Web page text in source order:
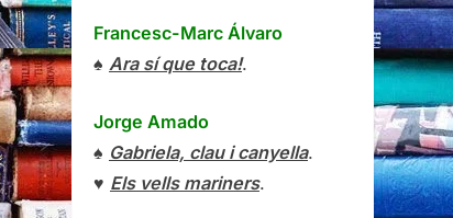
Francesc-Marc Álvaro
♠ Ara sí que toca!.
Jorge Amado
♠ Gabriela, clau i canyella.
♥ Els vells mariners.